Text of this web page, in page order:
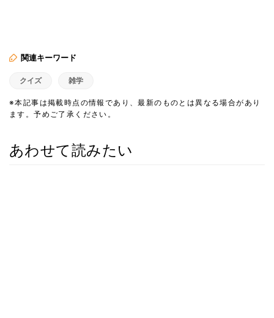
関連キーワード
クイズ 雑学
※本記事は掲載時点の情報であり、最新のものとは異なる場合があり
ます。予めご了承ください。
あわせて読みたい